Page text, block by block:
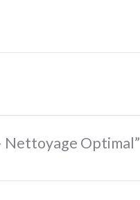
Nettoyage Optimal”